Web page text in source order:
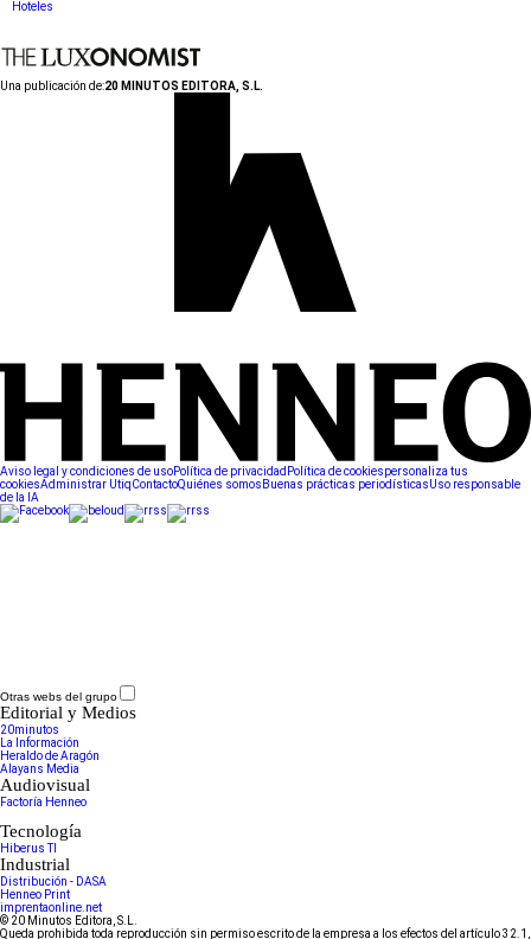
Hoteles
Una publicación de:20 MINUTOS EDITORA, S.L.
Aviso legal y condiciones de usoPolítica de privacidad Política de cookiespersonaliza tus
cookiesAdministrar UtiqContactoQuiénes somos Buenas prácticas periodísticasUso responsable
de la IA
Otras webs del grupo
Editorial y Medios
20minutos
La Información
Heraldo de Aragón
Alayans Media
Audiovisual
Factoría Henneo
Tecnología
Hiberus TI
Industrial
Distribución - DASA
Henneo Print
imprentaonline.net
© 20 Minutos Editora, S.L.
Queda prohibida toda reproducción sin permiso escrito de la empresa a los efectos del artículo 32.1,